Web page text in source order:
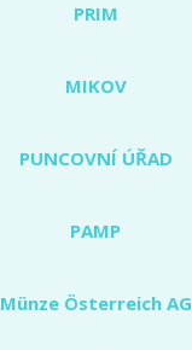
PRIM
MIKOV
PUNCOVNÍ ÚŘAD
PAMP
Münze Österreich AG